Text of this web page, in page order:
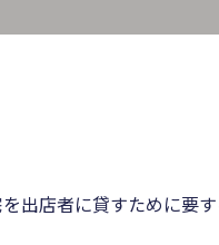
出店者に貸すために要